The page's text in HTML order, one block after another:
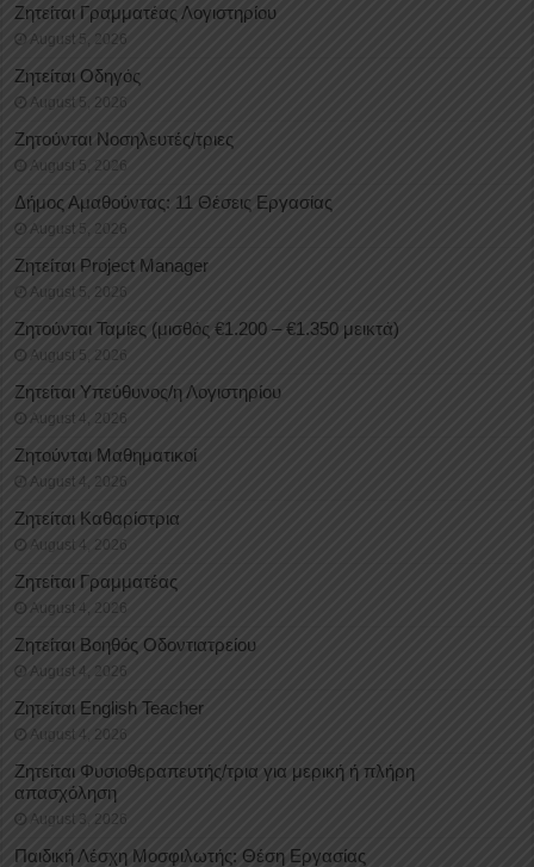
Ζητείται Γραμματέας Λογιστηρίου
August 5, 2026
Ζητείται Οδηγός
August 5, 2026
Ζητούνται Νοσηλευτές/τριες
August 5, 2026
Δήμος Αμαθούντας: 11 Θέσεις Εργασίας
August 5, 2026
Ζητείται Project Manager
August 5, 2026
Ζητούνται Ταμίες (μισθός €1.200 – €1.350 μεικτά)
August 5, 2026
Ζητείται Υπεύθυνος/η Λογιστηρίου
August 4, 2026
Ζητούνται Μαθηματικοί
August 4, 2026
Ζητείται Καθαρίστρια
August 4, 2026
Ζητείται Γραμματέας
August 4, 2026
Ζητείται Βοηθός Οδοντιατρείου
August 4, 2026
Ζητείται English Teacher
August 4, 2026
Ζητείται Φυσιοθεραπευτής/τρια για μερική ή πλήρη
απασχόληση
August 3, 2026
Παιδική Λέσχη Μοσφιλωτής: Θέση Εργασίας